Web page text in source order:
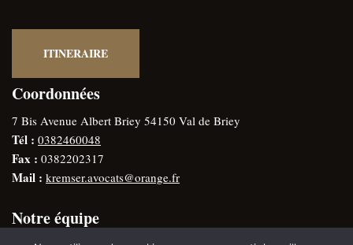
ITINERAIRE
Coordonnées
7 Bis Avenue Albert Briey 54150 Val de Briey
Tél : 0382460048
Fax : 0382202317
Mail : kremser.avocats@orange.fr
Notre équipe